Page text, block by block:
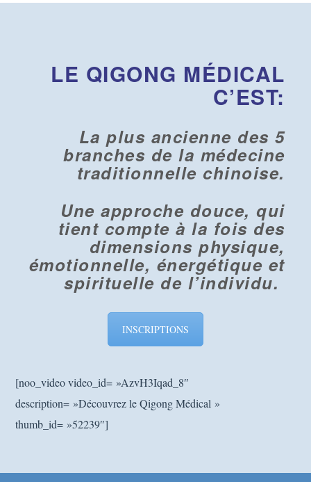
LE QIGONG MÉDICAL
C’EST:
La plus ancienne des 5
branches de la médecine
traditionnelle chinoise.
Une approche douce, qui
tient compte à la fois des
dimensions physique,
émotionnelle, énergétique et
spirituelle de l’individu.
INSCRIPTIONS
[noo_video video_id= »AzvH3Iqad_8″
description= »Découvrez le Qigong Médical »
thumb_id= »52239″]